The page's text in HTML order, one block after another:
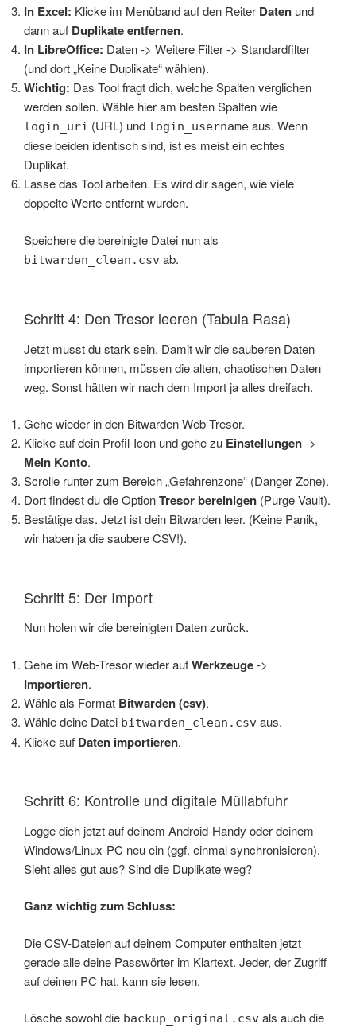
In Excel: Klicke im Menüband auf den Reiter Daten und
dann auf Duplikate entfernen.
In LibreOffice: Daten -> Weitere Filter -> Standardfilter
(und dort „Keine Duplikate“ wählen).
Wichtig: Das Tool fragt dich, welche Spalten verglichen
werden sollen. Wähle hier am besten Spalten wie
login_uri (URL) und login_username aus. Wenn
diese beiden identisch sind, ist es meist ein echtes
Duplikat.
Lasse das Tool arbeiten. Es wird dir sagen, wie viele
doppelte Werte entfernt wurden.
Speichere die bereinigte Datei nun als
bitwarden_clean.csv ab.
Schritt 4: Den Tresor leeren (Tabula Rasa)
Jetzt musst du stark sein. Damit wir die sauberen Daten
importieren können, müssen die alten, chaotischen Daten
weg. Sonst hätten wir nach dem Import ja alles dreifach.
Gehe wieder in den Bitwarden Web-Tresor.
Klicke auf dein Profil-Icon und gehe zu Einstellungen->
Mein Konto.
Scrolle runter zum Bereich „Gefahrenzone“ (Danger Zone).
Dort findest du die OptionTresor bereinigen (Purge Vault).
Bestätige das. Jetzt ist dein Bitwarden leer. (Keine Panik,
wir haben ja die saubere CSV!).
Schritt 5: Der Import
Nun holen wir die bereinigten Daten zurück.
Gehe im Web-Tresor wieder aufWerkzeuge->
Importieren.
Wähle als Format Bitwarden (csv).
Wähle deine Datei bitwarden_clean.csv aus.
Klicke auf Daten importieren.
Schritt 6: Kontrolle und digitale Müllabfuhr
Logge dich jetzt auf deinem Android-Handy oder deinem
Windows/Linux-PC neu ein (ggf. einmal synchronisieren).
Sieht alles gut aus? Sind die Duplikate weg?
Ganz wichtig zum Schluss:
Die CSV-Dateien auf deinem Computer enthalten jetzt
gerade alle deine Passwörter im Klartext. Jeder, der Zugriff
auf deinen PC hat, kann sie lesen.
Lösche sowohl die backup_original.csv als auch die